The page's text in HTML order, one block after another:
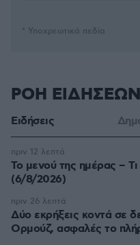
* Υποχρεωτικά πεδία
ΡΟΗ ΕΙΔΗΣΕΩΝ
Ειδήσεις
Το μενού της ημέρας –
(6/8/2026)
πριν 12 λεπτά
Δύο εκρήξεις κοντά σε
Ορμούζ, ασφαλές το
πριν 26 λεπτά